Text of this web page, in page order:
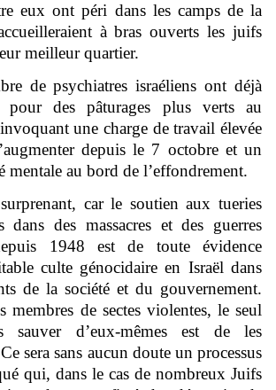
eux ont péri dans les camps de la
à bras ouverts les juifs
meilleur quartier.
de psychiatres israéliens ont déjà
des pâturages plus verts au
une charge de travail élevée
depuis le 7 octobre et un
mentale au bord de l’effondrement.
car le soutien aux tueries
dans des massacres et des guerres
1948 est de toute évidence
culte génocidaire en Israël dans
de la société et du gouvernement.
membres de sectes violentes, le seul
sauver d’eux-mêmes est de les
sera sans aucun doute un processus
qui, dans le cas de nombreux Juifs